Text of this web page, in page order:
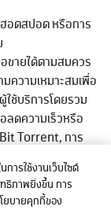
อตสปอต หรือการ
ขายได้ตามสมควร
ความเหมาะสมเพื่อ
ช้บริการโดยรวม
ลดความเร็วหรือ
Torrent, การ
รใช้งานใดที่มีการ
อการใช้บริการ
มเสียหายต่อผู้ใช้
ารใช้งานเว็บไซต์
ธิภาพยิ่งขึ้น การ
ยบายคุกกี้ของ